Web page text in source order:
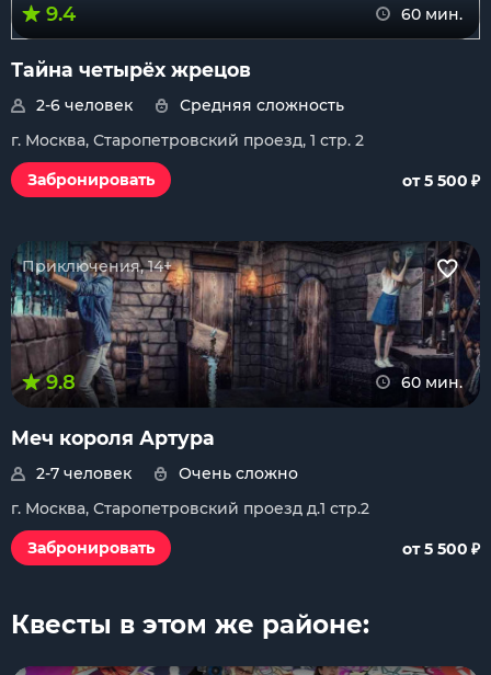
9.4 60 мин.
Тайна четырёх жрецов
2-6 человек
Средняя сложность
г. Москва, Старопетровский проезд, 1 стр. 2
Забронировать
от 5 500 ₽
Приключения, 14+
9.8 60 мин.
Меч короля Артура
2-7 человек
Очень сложно
г. Москва, Старопетровский проезд д.1 стр.2
Забронировать
от 5 500 ₽
Квесты в этом же районе: